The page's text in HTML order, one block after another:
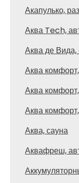
Акапулько,
Аква Tech,
Аква де
Аква
Аква
Аква
Аква, сауна
Аквафреш,